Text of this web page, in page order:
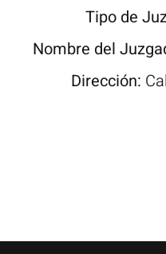
Tipo de
Nombre del
Dirección: